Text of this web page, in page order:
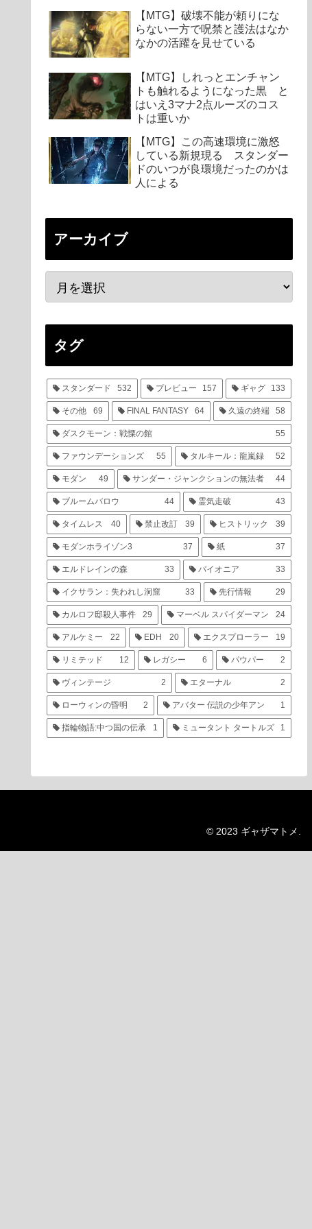
【MTG】破壊不能が頼りにな
らない一方で呪禁と護法はなか
なかの活躍を見せている
【MTG】しれっとエンチャン
トも触れるようになった黒 と
はいえ3マナ2点ルーズのコス
トは重いか
【MTG】この高速環境に激怒
している新規現る スタンダー
ドのいつが良環境だったのかは
人による
アーカイブ
タグ
スタンダード 532 プレビュー 157 ギャグ 133
その他 69 FINAL FANTASY 64 久遠の終端 58
ダスクモーン：戦慄の館 55
ファウンデーションズ 55 タルキール：龍嵐録 52
モダン 49 サンダー・ジャンクションの無法者 44
ブルームバロウ 44 霊気走破 43
タイムレス 40 禁止改訂 39 ヒストリック 39
モダンホライゾン3 37 紙 37
エルドレインの森 33 パイオニア 33
イクサラン：失われし洞窟 33 先行情報 29
カルロフ邸殺人事件 29 マーベル スパイダーマン 24
アルケミー 22 EDH 20 エクスプローラー 19
リミテッド 12 レガシー 6 パウパー 2
ヴィンテージ 2 エターナル 2
ローウィンの昏明 2 アバター 伝説の少年アン 1
指輪物語:中つ国の伝承 1 ミュータント タートルズ 1
© 2023 ギャザマトメ.